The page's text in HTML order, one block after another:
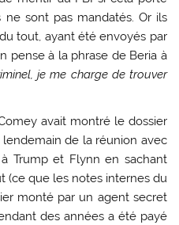
sont pas mandatés. Or ils
tout, ayant été envoyés par
pense à la phrase de Beria à
je me charge de trouver
avait montré le dossier
de la réunion avec
Trump et Flynn en sachant
(ce que les notes internes du
monté par un agent secret
des années a été payé